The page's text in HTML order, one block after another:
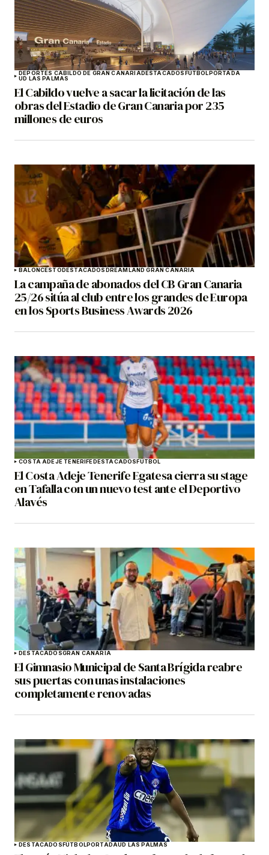
DEPORTES CABILDO DE GRAN CANARIADESTACADOSFÚTBOLPORTADA
UD LAS PALMAS
El Cabildo vuelve a sacar la licitación de las
obras del Estadio de Gran Canaria por 235
millones de euros
BALONCESTODESTACADOSDREAMLAND GRAN CANARIA
La campaña de abonados del CB Gran Canaria
25/26 sitúa al club entre los grandes de Europa
en los Sports Business Awards 2026
COSTA ADEJE TENERIFEDESTACADOSFÚTBOL
El Costa Adeje Tenerife Egatesa cierra su stage
en Tafalla con un nuevo test ante el Deportivo
Alavés
DESTACADOSGRAN CANARIA
El Gimnasio Municipal de Santa Brígida reabre
sus puertas con unas instalaciones
completamente renovadas
DESTACADOSFÚTBOLPORTADAUD LAS PALMAS